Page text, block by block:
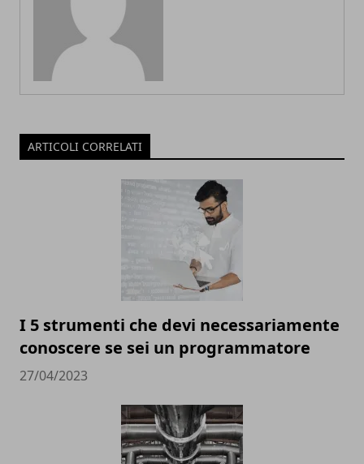
ARTICOLI CORRELATI
I 5 strumenti che devi necessariamente
conoscere se sei un programmatore
27/04/2023